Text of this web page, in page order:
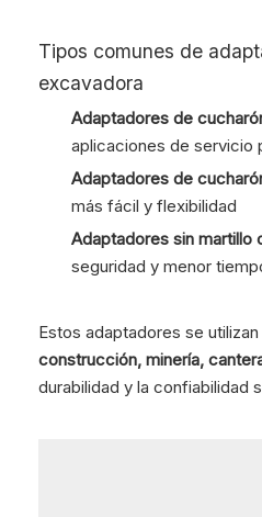
Tipos comunes de
excavadora
Adaptadores de
aplicaciones de servicio
Adaptadores de
más fácil y flexibilidad
Adaptadores sin martillo
seguridad y menor
Estos adaptadores se
construcción, minería,
durabilidad y la confiabilidad